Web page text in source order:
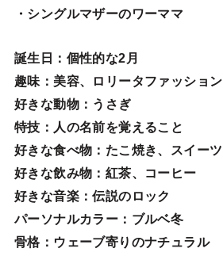
・シングルマザーのワーママ
誕生日 ：個性的な2月
趣味 ：美容、ロリータファッション
好きな動物：うさぎ
特技 ：人の名前を覚えること
好きな食べ物 ：たこ焼き、スイーツ
好きな飲み物：紅茶、コーヒー
好きな音楽：伝説のロック
パーソナルカラー：ブルベ冬
骨格：ウェーブ寄りのナチュラル